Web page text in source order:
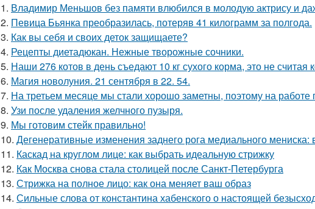
1. Владимир Меньшов без памяти влюбился в молодую актрису и
2. Певица Бьянка преобразилась, потеряв 41 килограмм за полгода.
3. Как вы себя и своих деток защищаете?
4. Рецепты диетадюкан. Нежные творожные сочники.
5. Наши 276 котов в день съедают 10 кг сухого корма, это не считая
6. Магия новолуния. 21 сентября в 22. 54.
7. На третьем месяце мы стали хорошо заметны, поэтому на
8. Узи после удаления желчного пузыря.
9. Мы готовим стейк правильно!
10. Дегенеративные изменения заднего рога медиального
11. Каскад на круглом лице: как выбрать идеальную стрижку
12. Как Москва снова стала столицей после Санкт-Петербурга
13. Стрижка на полное лицо: как она меняет ваш образ
14. Сильные слова от константина хабенского о настоящей